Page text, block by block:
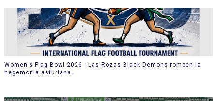
Women's Flag Bowl 2026 - Las Rozas Black Demons rompen la
hegemonía asturiana